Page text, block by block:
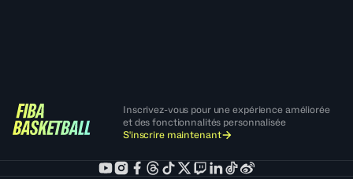
Inscrivez-vous pour une expérience améliorée
et des fonctionnalités personnalisée
S'inscrire maintenant